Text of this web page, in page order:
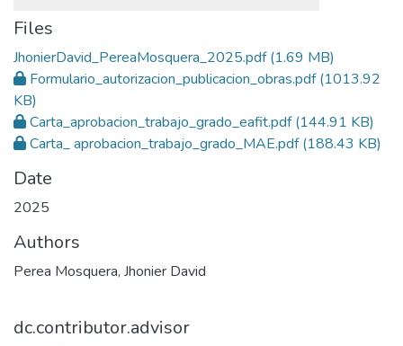
Files
JhonierDavid_PereaMosquera_2025.pdf(1.69 MB)
Formulario_autorizacion_publicacion_obras.pdf(1013.92
KB)
Carta_aprobacion_trabajo_grado_eafit.pdf(144.91 KB)
Carta_ aprobacion_trabajo_grado_MAE.pdf(188.43 KB)
Date
2025
Authors
Perea Mosquera, Jhonier David
dc.contributor.advisor